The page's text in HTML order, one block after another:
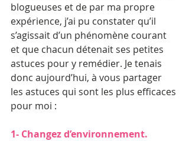
blogueuses et de par ma propre
expérience, j’ai pu constater qu’il
s’agissait d’un phénomène courant
et que chacun détenait ses petites
astuces pour y remédier. Je tenais
donc aujourd’hui, à vous partager
les astuces qui sont les plus efficaces
pour moi :
1- Changez d’environnement.